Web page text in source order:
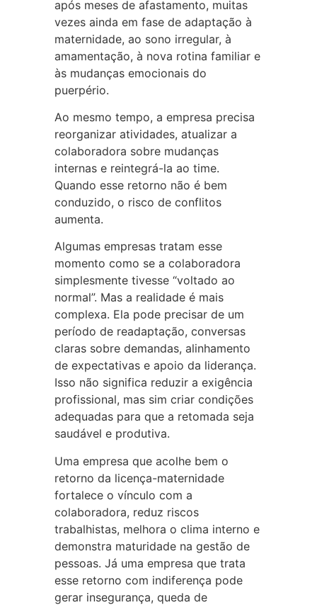
após meses de afastamento, muitas
vezes ainda em fase de adaptação à
maternidade, ao sono irregular, à
amamentação, à nova rotina familiar e
às mudanças emocionais do
puerpério.
Ao mesmo tempo, a empresa precisa
reorganizar atividades, atualizar a
colaboradora sobre mudanças
internas e reintegrá-la ao time.
Quando esse retorno não é bem
conduzido, o risco de conflitos
aumenta.
Algumas empresas tratam esse
momento como se a colaboradora
simplesmente tivesse “voltado ao
normal”. Mas a realidade é mais
complexa. Ela pode precisar de um
período de readaptação, conversas
claras sobre demandas, alinhamento
de expectativas e apoio da liderança.
Isso não significa reduzir a exigência
profissional, mas sim criar condições
adequadas para que a retomada seja
saudável e produtiva.
Uma empresa que acolhe bem o
retorno da licença-maternidade
fortalece o vínculo com a
colaboradora, reduz riscos
trabalhistas, melhora o clima interno e
demonstra maturidade na gestão de
pessoas. Já uma empresa que trata
esse retorno com indiferença pode
gerar insegurança, queda de